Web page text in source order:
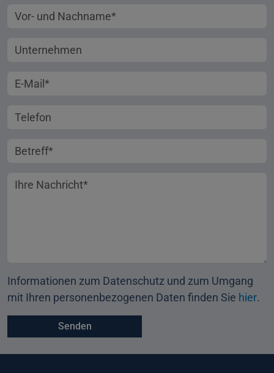
Vorname und Nachname
Unternehmen
E-Mail-Adresse
Telefonnummer
Betreff
Ihre Nachricht
Informationen zum Datenschutz und zum Umgang
mit Ihren personenbezogenen Daten finden Sie hier.